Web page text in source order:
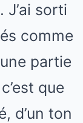
sorti
comme
partie
que
d’un ton